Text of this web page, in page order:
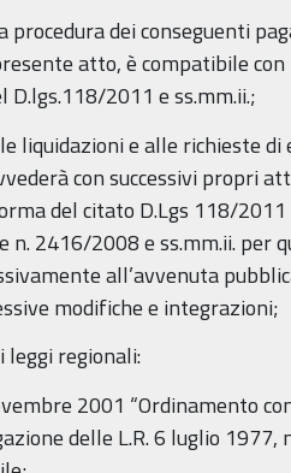
procedura dei conseguenti
atto, è compatibile
D.lgs.118/2011 e ss.mm.ii.;
liquidazioni e alle richieste
con successivi propri
del citato D.Lgs 118/
n. 2416/2008 e ss.mm.ii. per
all’avvenuta
modifiche e integrazioni;
leggi regionali:
2001 “Ordinamento
delle L.R. 6 luglio 1977,